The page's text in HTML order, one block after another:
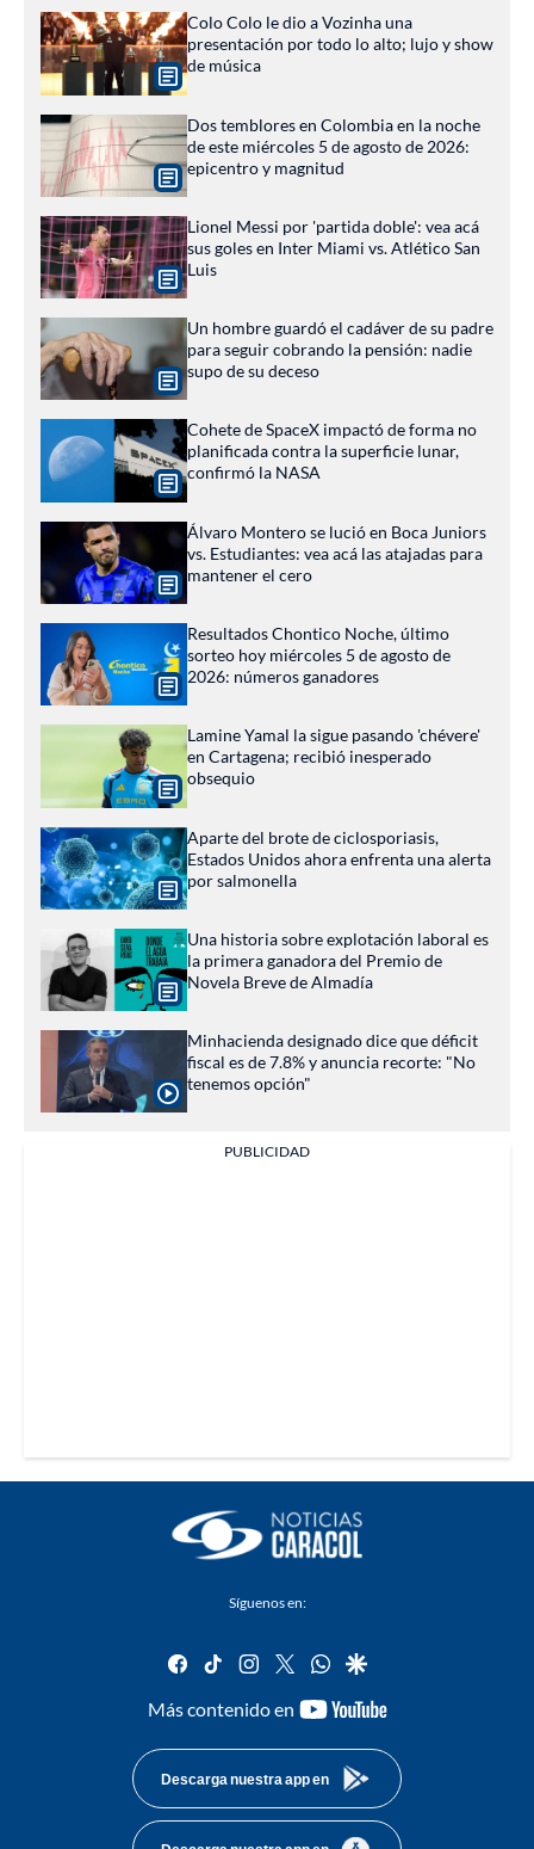
Colo Colo le dio a Vozinha una
presentación por todo lo alto; lujo y show
de música
Dos temblores en Colombia en la noche
de este miércoles 5 de agosto de 2026:
epicentro y magnitud
Lionel Messi por 'partida doble': vea acá
sus goles en Inter Miami vs. Atlético San
Luis
Un hombre guardó el cadáver de su padre
para seguir cobrando la pensión: nadie
supo de su deceso
Cohete de SpaceX impactó de forma no
planificada contra la superficie lunar,
confirmó la NASA
Álvaro Montero se lució en Boca Juniors
vs. Estudiantes: vea acá las atajadas para
mantener el cero
Resultados Chontico Noche, último
sorteo hoy miércoles 5 de agosto de
2026: números ganadores
Lamine Yamal la sigue pasando 'chévere'
en Cartagena; recibió inesperado
obsequio
Aparte del brote de ciclosporiasis,
Estados Unidos ahora enfrenta una alerta
por salmonella
Una historia sobre explotación laboral es
la primera ganadora del Premio de
Novela Breve de Almadía
Minhacienda designado dice que déficit
fiscal es de 7.8% y anuncia recorte: "No
tenemos opción"
PUBLICIDAD
Síguenos en:
facebook
tiktok instagram
twitterwhatsapp
google
Más contenido en
youtube-
Descarga nuestra app en